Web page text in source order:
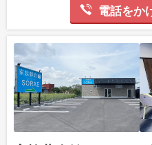
電話をか